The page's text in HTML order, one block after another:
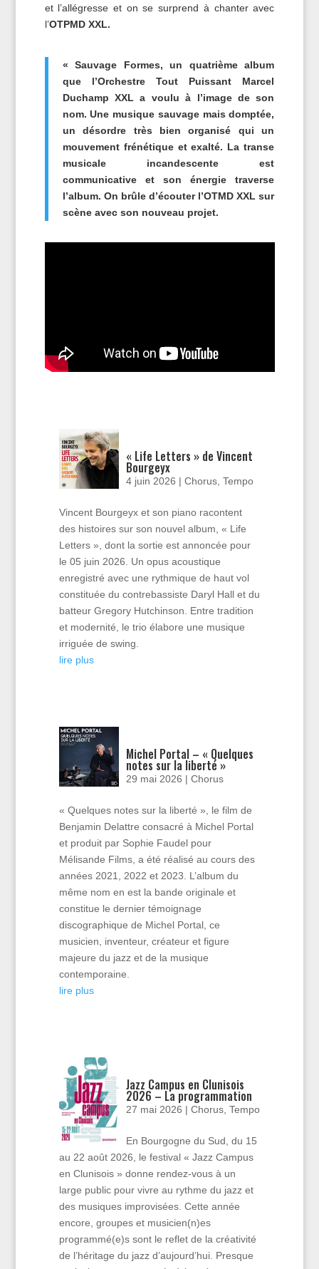
et l’allégresse et on se surprend à chanter avec
l’OTPMD XXL.
« Sauvage Formes, un quatrième album
que l’Orchestre Tout Puissant Marcel
Duchamp XXL a voulu à l’image de son
nom. Une musique sauvage mais domptée,
un désordre très bien organisé qui un
mouvement frénétique et exalté. La transe
musicale incandescente est
communicative et son énergie traverse
l’album. On brûle d’écouter l’OTMD XXL sur
scène avec son nouveau projet.
« Life Letters » de Vincent
Bourgeyx
4 juin 2026 |Chorus ,Tempo
Vincent Bourgeyx et son piano racontent
des histoires sur son nouvel album, « Life
Letters », dont la sortie est annoncée pour
le 05 juin 2026. Un opus acoustique
enregistré avec une rythmique de haut vol
constituée du contrebassiste Daryl Hall et du
batteur Gregory Hutchinson. Entre tradition
et modernité, le trio élabore une musique
irriguée de swing.
lire plus
Michel Portal – « Quelques
notes sur la liberté »
29 mai 2026 |Chorus
« Quelques notes sur la liberté », le film de
Benjamin Delattre consacré à Michel Portal
et produit par Sophie Faudel pour
Mélisande Films, a été réalisé au cours des
années 2021, 2022 et 2023. L’album du
même nom en est la bande originale et
constitue le dernier témoignage
discographique de Michel Portal, ce
musicien, inventeur, créateur et figure
majeure du jazz et de la musique
contemporaine.
lire plus
Jazz Campus en Clunisois
2026 – La programmation
27 mai 2026 |Chorus ,Tempo
En Bourgogne du Sud, du 15
au 22 août 2026, le festival « Jazz Campus
en Clunisois » donne rendez-vous à un
large public pour vivre au rythme du jazz et
des musiques improvisées. Cette année
encore, groupes et musicien(n)es
programmé(e)s sont le reflet de la créativité
de l’héritage du jazz d’aujourd’hui. Presque